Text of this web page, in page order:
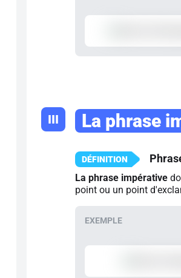
III La phrase
La phrase impérative
point ou un point